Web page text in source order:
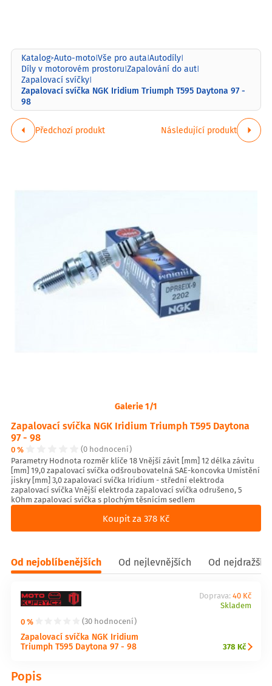
Katalog>Auto-moto|Vše pro auta|Autodíly|
Díly v motorovém prostoru|Zapalování do aut|
Zapalovací svíčky|
Zapalovací svíčka NGK Iridium Triumph T595 Daytona 97 -
98
Předchozí produkt Následující produkt
Galerie 1/1
Zapalovací svíčka NGK Iridium Triumph T595 Daytona
97 - 98
0 %
(0 hodnocení)
Parametry Hodnota rozměr klíče 18 Vnější závit [mm] 12 délka závitu
[mm] 19,0 zapalovací svíčka odšroubovatelná SAE-koncovka Umístění
jiskry [mm] 3,0 zapalovací svíčka Iridium - střední elektroda
zapalovací svíčka Vnější elektroda zapalovací svíčka odrušeno, 5
kOhm zapalovací svíčka s plochým těsnícím sedlem
Koupit za 378 Kč
Od nejoblíbenějších Od nejlevnějších Od
0 % (30 hodnocení)
Zapalovací svíčka NGK Iridium
Triumph T595 Daytona 97 - 98
Doprava: 40 Kč
Skladem
378 Kč
Popis